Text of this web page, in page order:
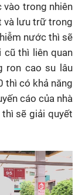
vào trong nhiên
và lưu trữ trong
nước thì sẽ
thì liên quan
ron cao su lâu
thì có khả năng
cáo của nhà
sẽ giải quyết